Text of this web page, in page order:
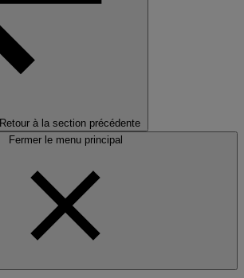
Retour à la section précédente
Fermer le menu principal